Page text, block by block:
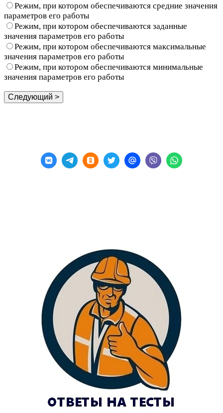
Режим, при котором обеспечиваются средние значения
параметров его работы
Режим, при котором обеспечиваются заданные
значения параметров его работы
Режим, при котором обеспечиваются максимальные
значения параметров его работы
Режим, при котором обеспечиваются минимальные
значения параметров его работы